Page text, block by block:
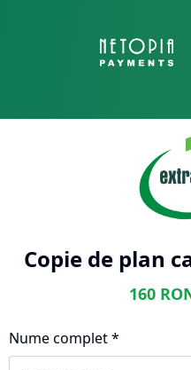
Copie de plan
160
Nume complet *